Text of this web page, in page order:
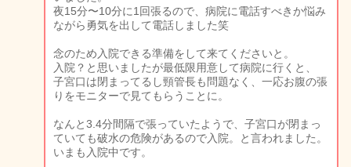
夜15分〜10分に1回張るので、病院に電話すべきか悩み
ながら勇気を出して電話しました笑
念のため入院できる準備をして来てくださいと。
入院？と思いましたが最低限用意して病院に行くと、
子宮口は閉まってるし頸管長も問題なく、一応お腹の張
りをモニターで見てもらうことに。
なんと3.4分間隔で張っていたようで、子宮口が閉まっ
ていても破水の危険があるので入院。と言われました。
いまも入院中です。